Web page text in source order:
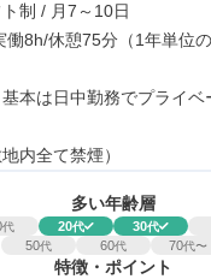
制 / 月7～10日
基本は日中勤務でプライベ
内全て禁煙）
多い年齢層
代 20代 30代
50代 60代 70代〜
特徴・ポイント